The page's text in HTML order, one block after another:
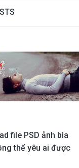
file PSD ảnh bìa
thể yêu ai được